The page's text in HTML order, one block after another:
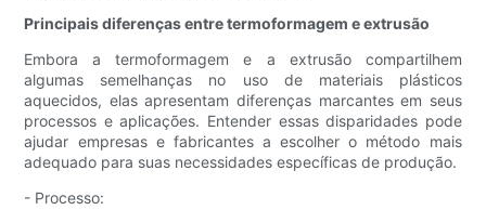
Principais diferenças entre termoformagem e extrusão
Embora a termoformagem e a extrusão compartilhem
algumas semelhanças no uso de materiais plásticos
aquecidos, elas apresentam diferenças marcantes em seus
processos e aplicações. Entender essas disparidades pode
ajudar empresas e fabricantes a escolher o método mais
adequado para suas necessidades específicas de produção.
- Processo: